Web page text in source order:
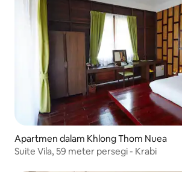
Apartmen dalam Khlong Thom Nuea
Suite Vila, 59 meter persegi - Krabi